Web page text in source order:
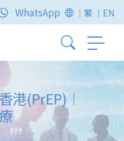
WhatsApp ｜繁 ｜EN
港(PrEP)︱